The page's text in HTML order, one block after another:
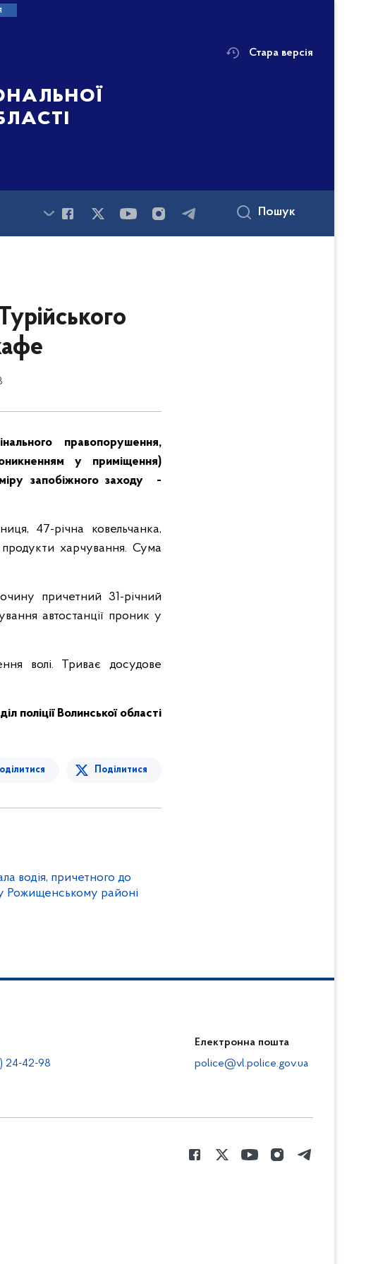
Стара версія
Пошук
правопорушення,
у приміщення)
запобіжного заходу -
47-річна ковельчанка,
продукти харчування. Сума
причетний 31-річний
автостанції проник у
волі. Триває досудове
поліції Волинської області
Поділитися
водія, причетного до
Рожищенському районі
24-42-98
Електронна пошта
police@vl.police.gov.ua